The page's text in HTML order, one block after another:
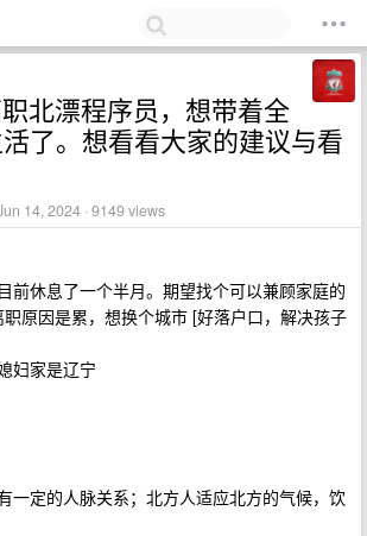
北漂程序员，想带着全
了。想看看大家的建议与看
14, 2024 · 9149 views
前休息了一个半月。期望找个可以兼顾家庭的
原因是累，想换个城市 [好落户口，解决孩子
妇家是辽宁
一定的人脉关系；北方人适应北方的气候，饮